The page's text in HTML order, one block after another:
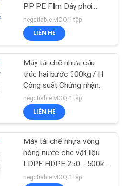
PP PE FIlm Dây phơi
nhựa Công suất 500kg /
h
negotiable MOQ:1 tập
LIÊN HỆ
Máy tái chế nhựa cấu
trúc hai bước 300kg / H
Công suất Chứng nhận
CE ISO
negotiable MOQ:1 tập
LIÊN HỆ
Máy tái chế nhựa vòng
nóng nước cho vật liệu
LDPE HDPE 250 - 500kg
/ H
negotiable MOQ:1 tập